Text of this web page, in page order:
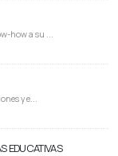
how a su ...
y e...
EDUCATIVAS